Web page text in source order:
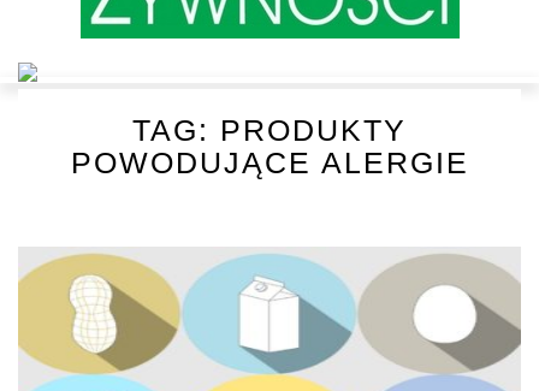
TAG: PRODUKTY
POWODUJĄCE ALERGIE